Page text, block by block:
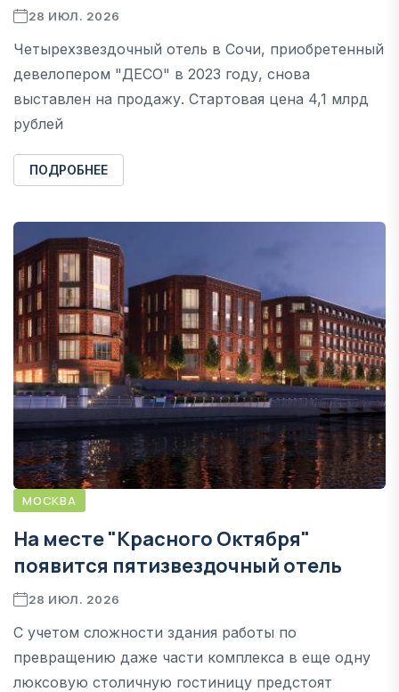
28 ИЮЛ. 2026
Четырехзвездочный отель в Сочи, приобретенный
девелопером "ДЕСО" в 2023 году, снова
выставлен на продажу. Стартовая цена 4,1 млрд
рублей
ПОДРОБНЕЕ
МОСКВА
На месте "Красного Октября"
появится пятизвездочный отель
28 ИЮЛ. 2026
С учетом сложности здания работы по
превращению даже части комплекса в еще одну
люксовую столичную гостиницу предстоят